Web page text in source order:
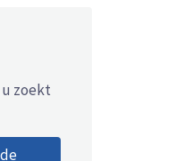
zoekt